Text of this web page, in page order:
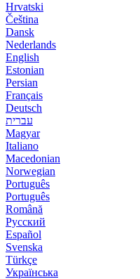
Hrvatski
Čeština
Dansk
Nederlands
English
Estonian
Persian
Français
Deutsch
עברית
Magyar
Italiano
Macedonian
Norwegian
Português
Português
Română
Русский
Español
Svenska
Türkçe
Українська